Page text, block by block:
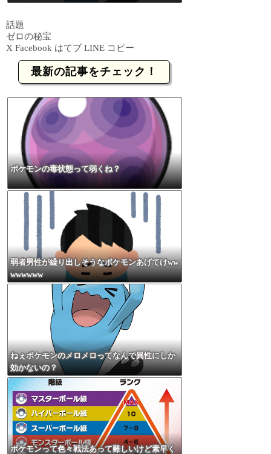
話題
ゼロの秘宝
X Facebook はてブ LINE コピー
最新の記事をチェック！
ポケモンの毒状態って弱くね？
弱者男性が繰り出しそうなポケモンあげてけww
wwwwww
ねぇポケモンのメロメロってなんで異性にしか
効かないの？
ポケモンって色々戦法あって難しいけど素早く